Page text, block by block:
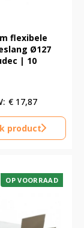
flexibele
Ø127
| 10
€ 17,87
product
OP VOORRAAD